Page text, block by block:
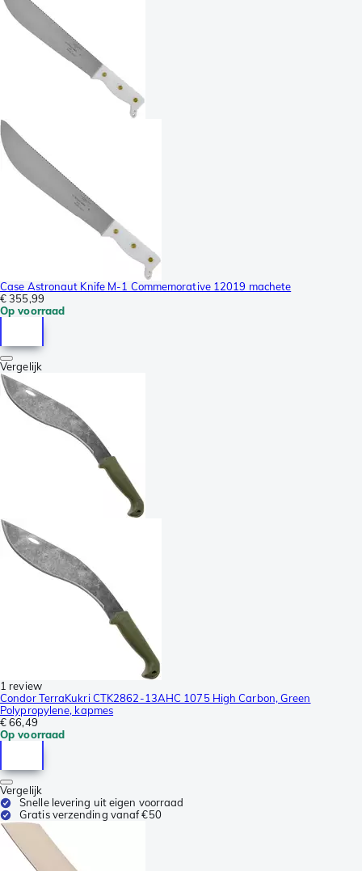
Case Astronaut Knife M-1 Commemorative 12019 machete
€ 355,99
Op voorraad
Vergelijk
1 review
Condor TerraKukri CTK2862-13AHC 1075 High Carbon, Green
Polypropylene, kapmes
€ 66,49
Op voorraad
Vergelijk
Snelle levering uit eigen voorraad
Gratis verzending vanaf €50